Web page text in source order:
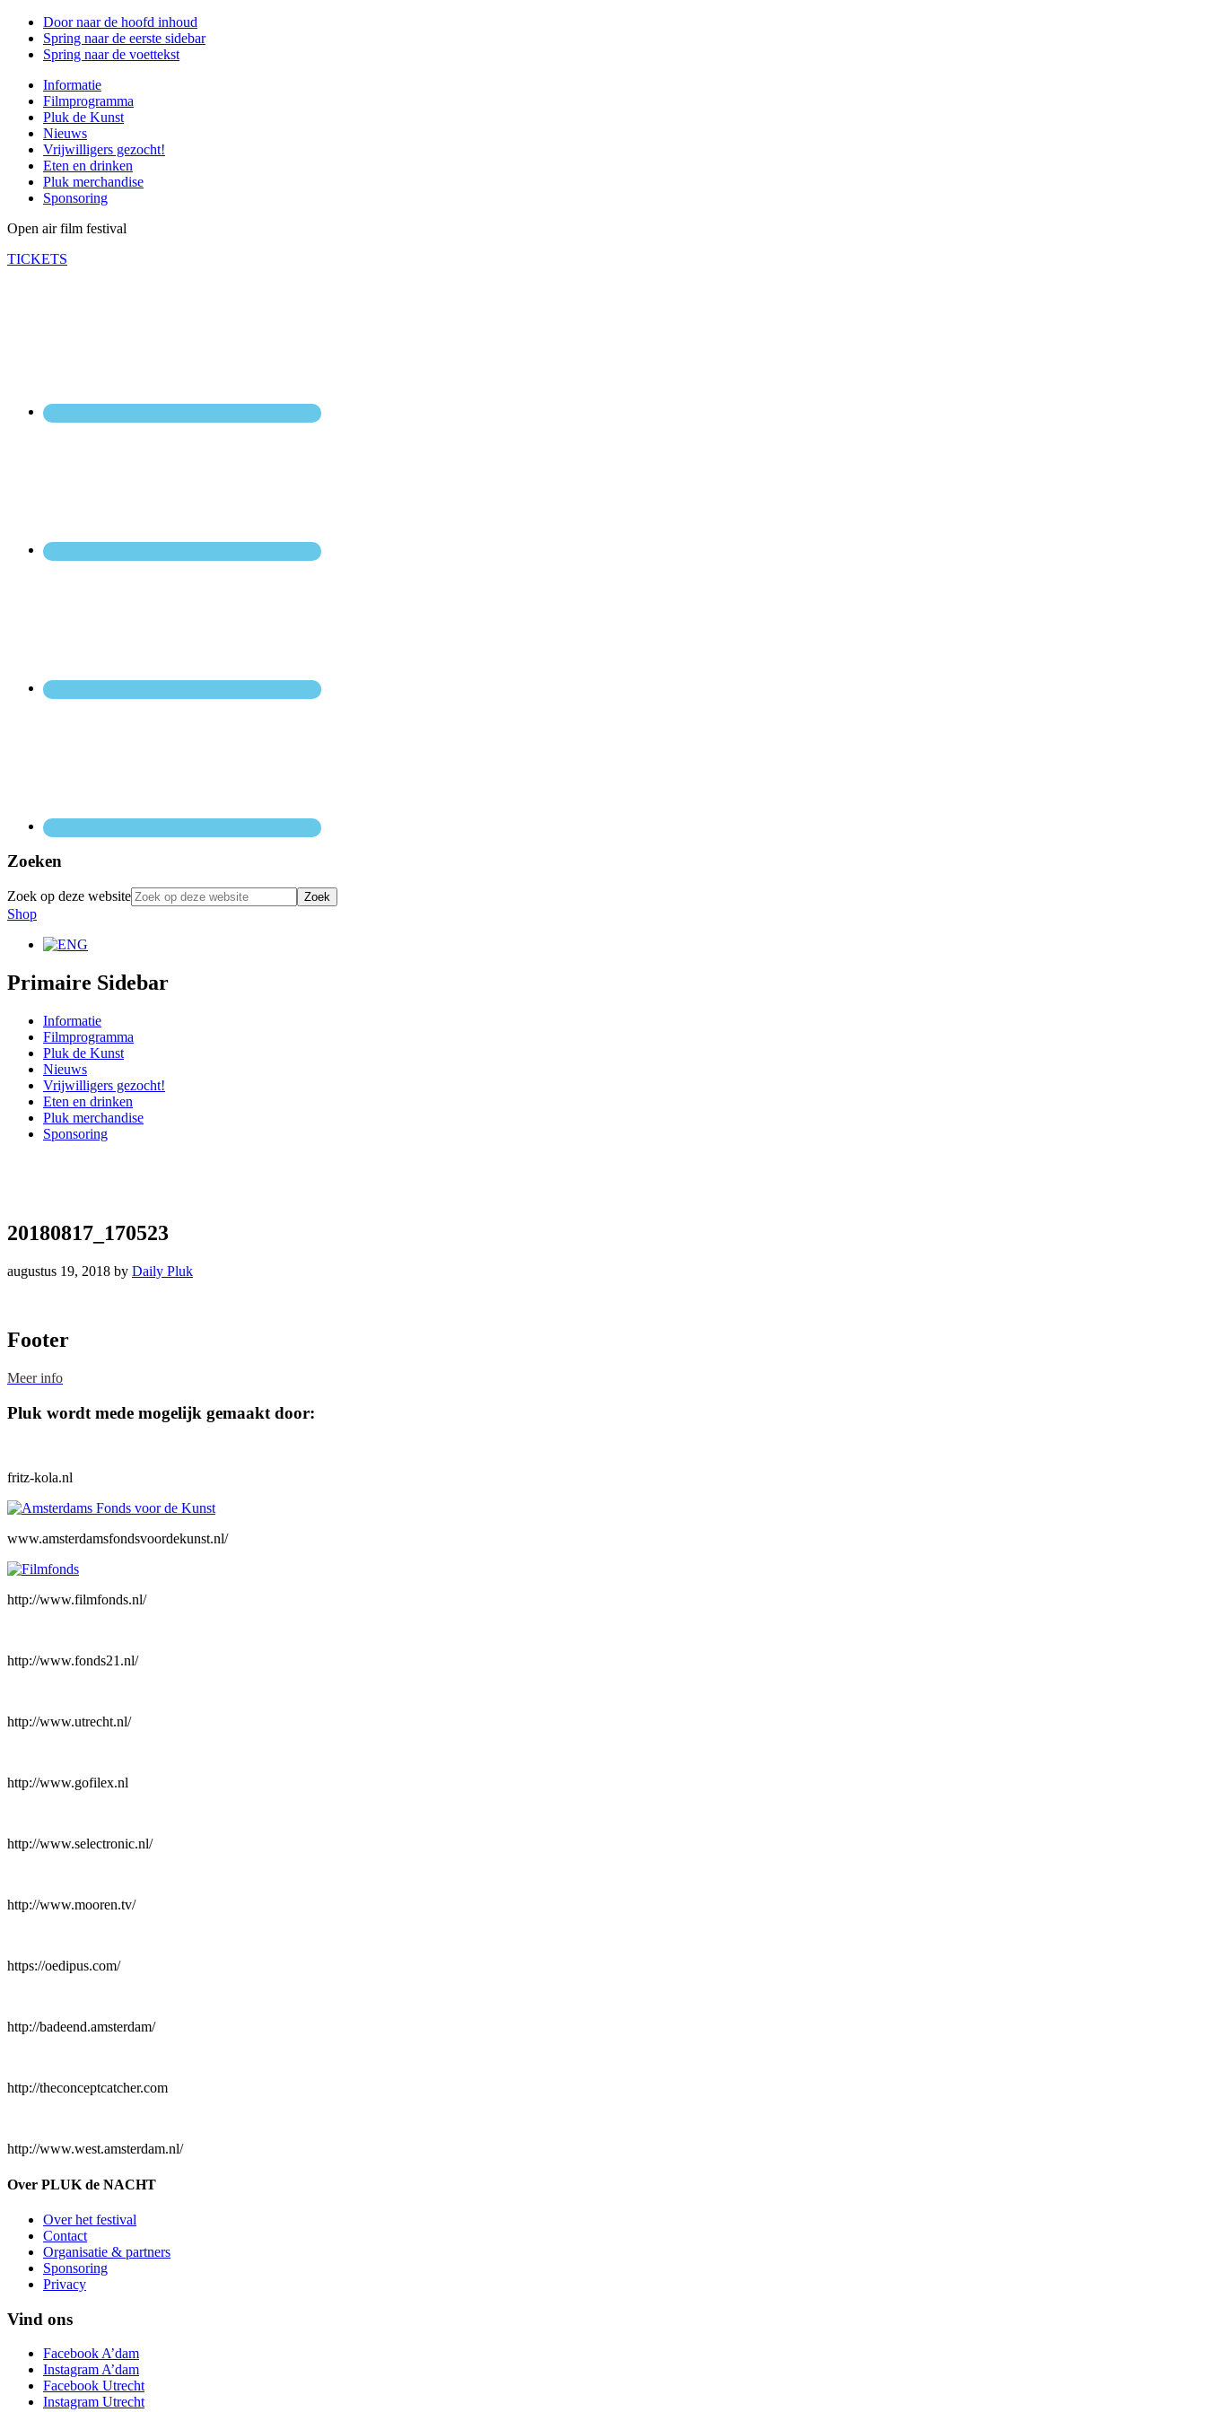
Door naar de hoofd inhoud
Spring naar de eerste sidebar
Spring naar de voettekst
Informatie
Filmprogramma
Pluk de Kunst
Nieuws
Vrijwilligers gezocht!
Eten en drinken
Pluk merchandise
Sponsoring
Open air film festival
TICKETS
Zoeken
Zoek op deze website
Shop
Primaire Sidebar
Informatie
Filmprogramma
Pluk de Kunst
Nieuws
Vrijwilligers gezocht!
Eten en drinken
Pluk merchandise
Sponsoring
20180817_170523
augustus 19, 2018 by Daily Pluk
Footer
Meer info
Pluk wordt mede mogelijk gemaakt door:
fritz-kola.nl
www.amsterdamsfondsvoordekunst.nl/
http://www.filmfonds.nl/
http://www.fonds21.nl/
http://www.utrecht.nl/
http://www.gofilex.nl
http://www.selectronic.nl/
http://www.mooren.tv/
https://oedipus.com/
http://badeend.amsterdam/
http://theconceptcatcher.com
http://www.west.amsterdam.nl/
Over PLUK de NACHT
Over het festival
Contact
Organisatie & partners
Sponsoring
Privacy
Vind ons
Facebook A’dam
Instagram A’dam
Facebook Utrecht
Instagram Utrecht